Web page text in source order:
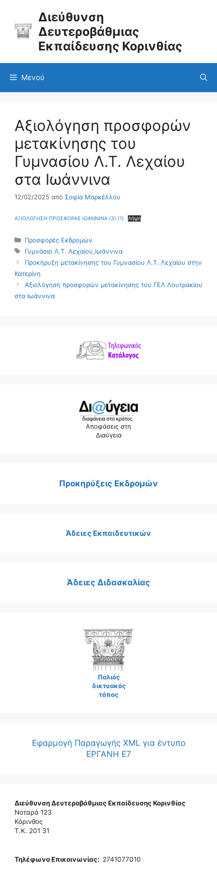
Διεύθυνση
Δευτεροβάθμιας
Εκπαίδευσης Κορινθίας
Μενού
Αξιολόγηση προσφορών
μετακίνησης του
Γυμνασίου Λ.Τ. Λεχαίου
στα Ιωάννινα
12/02/2025 από Σοφία Μαρκέλλου
ΑΞΙΟΛΟΓΗΣΗ ΠΡΟΣΦΟΡΑΣ ΙΩΑΝΝΙΝΑ (3) (1) Λήψη
Κατηγορίες
Προσφορές Εκδρομών
Ετικέτες
Γυμνάσιο Λ.Τ. Λεχαίου,Ιωάννινα
Προκήρυξη μετακίνησης του Γυμνασίου Λ.Τ. Λεχαίου στην
Κατερίνη
Αξιολόγηση προσφορών μετακίνησης του ΓΕΛ Λουτρακίου
στα Ιωάννινα
Αποφάσεις στη
Διαύγεια
Προκηρύξεις Εκδρομών
Άδειες Εκπαιδευτικών
Άδειες Διδασκαλίας
Παλιός
δικτυακός
τόπος
Εφαρμογή Παραγωγής XML για έντυπο
ΕΡΓΑΝΗ Ε7
Διεύθυνση Δευτεροβάθμιας Εκπαίδευσης Κορινθίας
Νοταρά 123
Κόρινθος
Τ.Κ. 201 31
Τηλέφωνo Επικοινωνίας: 2741077010